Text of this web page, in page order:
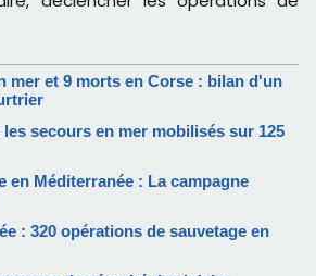
mer et 9 morts en Corse : bilan d'un
les secours en mer mobilisés sur 125
en Méditerranée : La campagne
: 320 opérations de sauvetage en